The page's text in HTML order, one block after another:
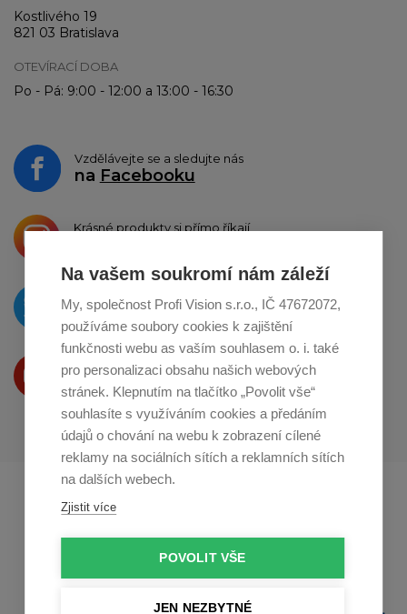
Na vašem soukromí nám záleží
My, společnost Profi Vision s.r.o., IČ 47672072,
používáme soubory cookies k zajištění
funkčnosti webu as vaším souhlasem o. i. také
pro personalizaci obsahu našich webových
stránek. Klepnutím na tlačítko „Povolit vše“
souhlasíte s využíváním cookies a předáním
údajů o chování na webu k zobrazení cílené
reklamy na sociálních sítích a reklamních sítích
na dalších webech.
Zjistit více
POVOLIT VŠE
JEN NEZBYTNÉ
Kostlivého 19
821 03 Bratislava
OTEVÍRACÍ DOBA
Po - Pá: 9:00 - 12:00 a 13:00 - 16:30
Vzdělávejte se a sledujte nás
na Facebooku
Krásné produkty si přímo říkají
O novinkách píšeme
naTwitteru
Produkty Vám představujeme
na Youtube
Profikuchar.sk